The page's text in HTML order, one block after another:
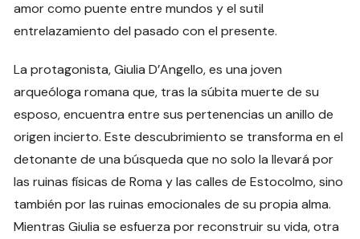
amor como puente entre mundos y el sutil
entrelazamiento del pasado con el presente.
La protagonista, Giulia D’Angello, es una joven
arqueóloga romana que, tras la súbita muerte de su
esposo, encuentra entre sus pertenencias un anillo de
origen incierto. Este descubrimiento se transforma en el
detonante de una búsqueda que no solo la llevará por
las ruinas físicas de Roma y las calles de Estocolmo, sino
también por las ruinas emocionales de su propia alma.
Mientras Giulia se esfuerza por reconstruir su vida, otra